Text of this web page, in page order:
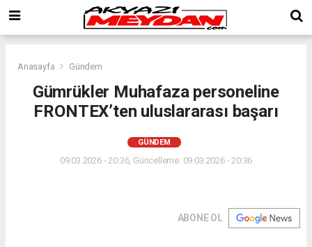
Anasayfa Gündem
Gümrükler Muhafaza personeline
FRONTEX’ten uluslararası başarı
GÜNDEM
09.03.2026 - 20:36, Güncelleme: 09.03.2026 - 20:36
ABONE OL